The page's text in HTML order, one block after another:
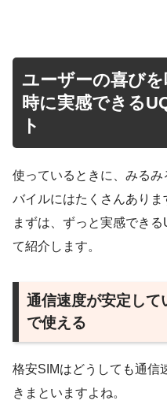
ユーザーの喜び
時に実感できる
ト
使っているときに、みる
バイルにはたくさんありま
まずは、ずっと実感でき
て紹介します。
通信速度が安定して
で使える
格安SIMはどうしても通信
きまといますよね。